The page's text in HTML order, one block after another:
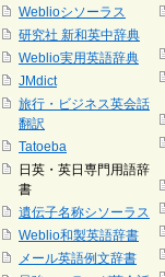
Weblioシソーラス
研究社 新和英中辞典
Weblio実用英語辞典
JMdict
旅行・ビジネス英会話
翻訳
Tatoeba
日英・英日専門用語辞
書
遺伝子名称シソーラス
Weblio和製英語辞書
メール英語例文辞書